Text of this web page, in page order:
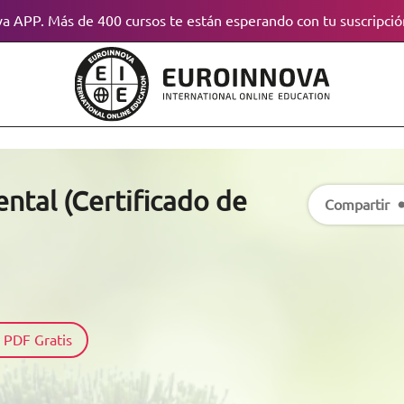
APP. Más de 400 cursos te están esperando con tu
(Certificado de
Gratis
Compartir